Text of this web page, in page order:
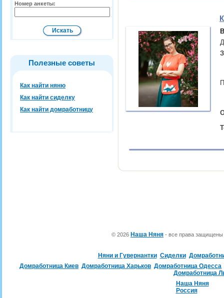
Номер анкеты:
Полезные советы
Как найти няню
Как найти сиделку
Как найти домработницу
© 2026 Наша Няня - все права
Няни и Гувернантки Сиделки
Домработница Киев Домработница Харьков Домработница Одесса
Домработница
Наша Няня
Россия